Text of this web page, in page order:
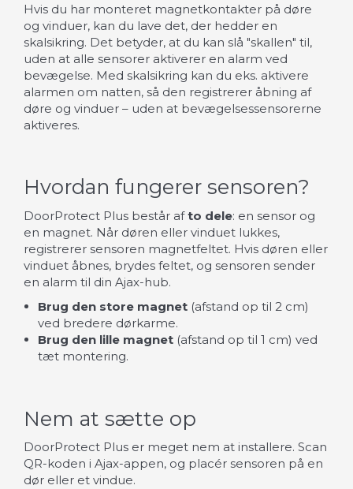
Hvis du har monteret magnetkontakter på døre
og vinduer, kan du lave det, der hedder en
skalsikring. Det betyder, at du kan slå "skallen" til,
uden at alle sensorer aktiverer en alarm ved
bevægelse. Med skalsikring kan du eks. aktivere
alarmen om natten, så den registrerer åbning af
døre og vinduer – uden at bevægelsessensorerne
aktiveres.
Hvordan fungerer sensoren?
DoorProtect Plus består afto dele: en sensor og
en magnet. Når døren eller vinduet lukkes,
registrerer sensoren magnetfeltet. Hvis døren eller
vinduet åbnes, brydes feltet, og sensoren sender
en alarm til din Ajax-hub.
Brug den store magnet (afstand op til 2 cm)
ved bredere dørkarme.
Brug den lille magnet (afstand op til 1 cm) ved
tæt montering.
Nem at sætte op
DoorProtect Plus er meget nem at installere. Scan
QR-koden i Ajax-appen, og placér sensoren på en
dør eller et vindue.